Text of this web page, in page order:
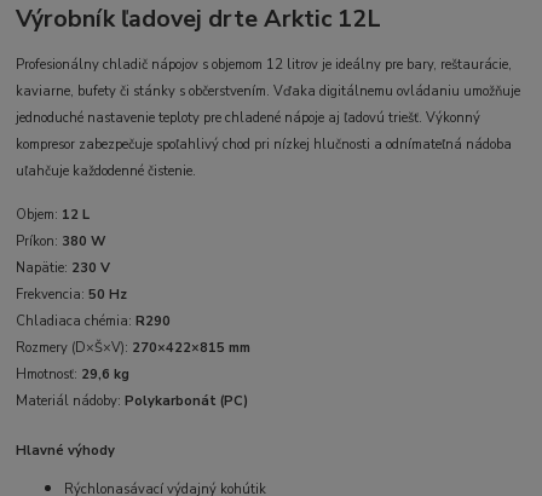
Výrobník ľadovej drte Arktic 12L
Profesionálny chladič nápojov s objemom 12 litrov je ideálny pre bary, reštaurácie,
kaviarne, bufety či stánky s občerstvením. Vďaka digitálnemu ovládaniu umožňuje
jednoduché nastavenie teploty pre chladené nápoje aj ľadovú triešť. Výkonný
kompresor zabezpečuje spoľahlivý chod pri nízkej hlučnosti a odnímateľná nádoba
uľahčuje každodenné čistenie.
Objem: 12 L
Príkon: 380 W
Napätie: 230 V
Frekvencia:50 Hz
Chladiaca chémia:R290
Rozmery (D×Š×V): 270×422×815 mm
Hmotnosť: 29,6 kg
Materiál nádoby:Polykarbonát (PC)
Hlavné výhody
Rýchlonasávací výdajný kohútik